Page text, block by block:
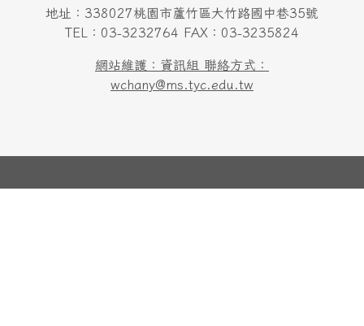
地址：338027桃園市蘆竹區大竹路國中巷35號
TEL：03-3232764 FAX：03-3235824
網站維護：資訊組 聯絡方式：
wchany@ms.tyc.edu.tw